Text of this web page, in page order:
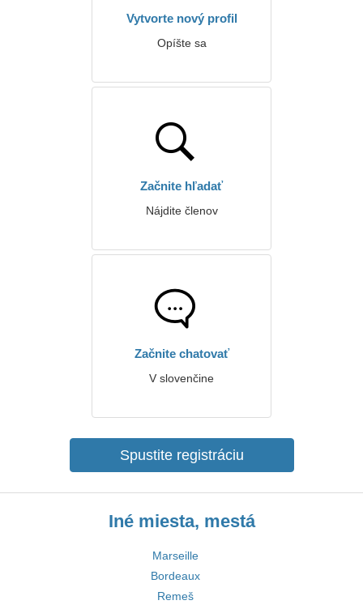
Vytvorte nový profil
Opíšte sa
Začnite hľadať
Nájdite členov
Začnite chatovať
V slovenčine
Spustite registráciu
Iné miesta, mestá
Marseille
Bordeaux
Remeš